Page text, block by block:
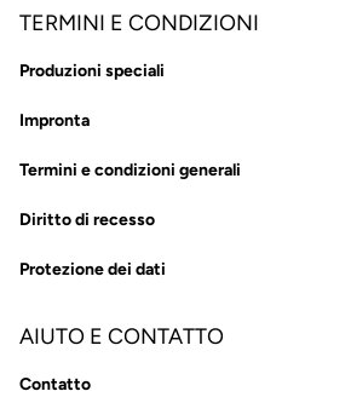
TERMINI E CONDIZIONI
Produzioni speciali
Impronta
Termini e condizioni generali
Diritto di recesso
Protezione dei dati
AIUTO E CONTATTO
Contatto